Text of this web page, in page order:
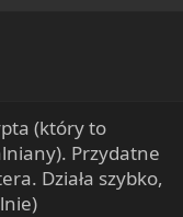
(który to
Przydatne
Działa szybko,